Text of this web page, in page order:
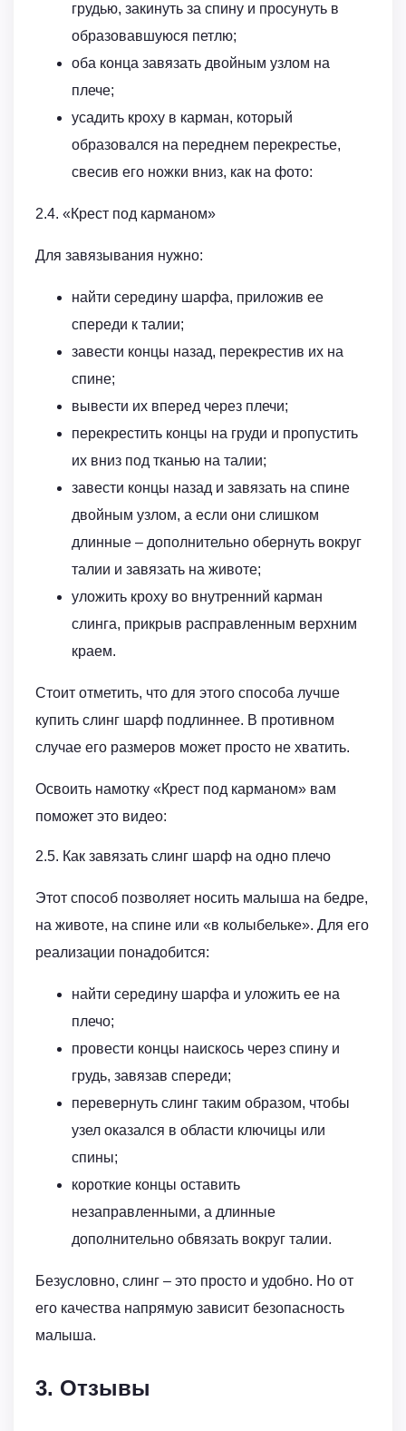
грудью, закинуть за спину и просунуть в
образовавшуюся петлю;
оба конца завязать двойным узлом на
плече;
усадить кроху в карман, который
образовался на переднем перекрестье,
свесив его ножки вниз, как на фото:
2.4. «Крест под карманом»
Для завязывания нужно:
найти середину шарфа, приложив ее
спереди к талии;
завести концы назад, перекрестив их на
спине;
вывести их вперед через плечи;
перекрестить концы на груди и пропустить
их вниз под тканью на талии;
завести концы назад и завязать на спине
двойным узлом, а если они слишком
длинные – дополнительно обернуть вокруг
талии и завязать на животе;
уложить кроху во внутренний карман
слинга, прикрыв расправленным верхним
краем.
Стоит отметить, что для этого способа лучше
купить слинг шарф подлиннее. В противном
случае его размеров может просто не хватить.
Освоить намотку «Крест под карманом» вам
поможет это видео:
2.5. Как завязать слинг шарф на одно плечо
Этот способ позволяет носить малыша на бедре,
на животе, на спине или «в колыбельке». Для его
реализации понадобится:
найти середину шарфа и уложить ее на
плечо;
провести концы наискось через спину и
грудь, завязав спереди;
перевернуть слинг таким образом, чтобы
узел оказался в области ключицы или
спины;
короткие концы оставить
незаправленными, а длинные
дополнительно обвязать вокруг талии.
Безусловно, слинг – это просто и удобно. Но от
его качества напрямую зависит безопасность
малыша.
3. Отзывы